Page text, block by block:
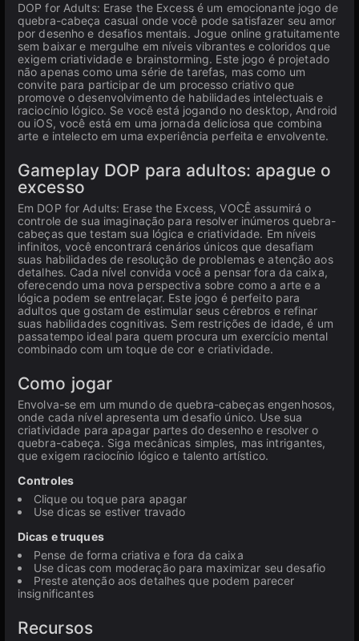
DOP for Adults: Erase the Excess é um emocionante jogo de
quebra-cabeça casual onde você pode satisfazer seu amor
por desenho e desafios mentais. Jogue online gratuitamente
sem baixar e mergulhe em níveis vibrantes e coloridos que
exigem criatividade e brainstorming. Este jogo é projetado
não apenas como uma série de tarefas, mas como um
convite para participar de um processo criativo que
promove o desenvolvimento de habilidades intelectuais e
raciocínio lógico. Se você está jogando no desktop, Android
ou iOS, você está em uma jornada deliciosa que combina
arte e intelecto em uma experiência perfeita e envolvente.
Gameplay DOP para adultos: apague o
excesso
Em DOP for Adults: Erase the Excess, VOCÊ assumirá o
controle de sua imaginação para resolver inúmeros quebra-
cabeças que testam sua lógica e criatividade. Em níveis
infinitos, você encontrará cenários únicos que desafiam
suas habilidades de resolução de problemas e atenção aos
detalhes. Cada nível convida você a pensar fora da caixa,
oferecendo uma nova perspectiva sobre como a arte e a
lógica podem se entrelaçar. Este jogo é perfeito para
adultos que gostam de estimular seus cérebros e refinar
suas habilidades cognitivas. Sem restrições de idade, é um
passatempo ideal para quem procura um exercício mental
combinado com um toque de cor e criatividade.
Como jogar
Envolva-se em um mundo de quebra-cabeças engenhosos,
onde cada nível apresenta um desafio único. Use sua
criatividade para apagar partes do desenho e resolver o
quebra-cabeça. Siga mecânicas simples, mas intrigantes,
que exigem raciocínio lógico e talento artístico.
Controles
Clique ou toque para apagar
Use dicas se estiver travado
Dicas e truques
Pense de forma criativa e fora da caixa
Use dicas com moderação para maximizar seu desafio
Preste atenção aos detalhes que podem parecer
insignificantes
Recursos